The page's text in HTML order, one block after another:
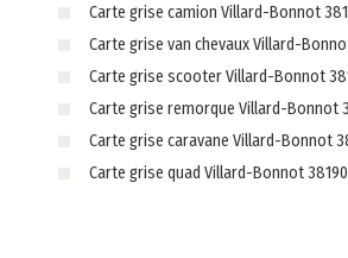
Carte grise camion Villard-Bonnot
Carte grise van chevaux Villard-
Carte grise scooter Villard-Bonnot
Carte grise remorque Villard-Bonnot
Carte grise caravane Villard-Bonnot
Carte grise quad Villard-Bonnot 38190